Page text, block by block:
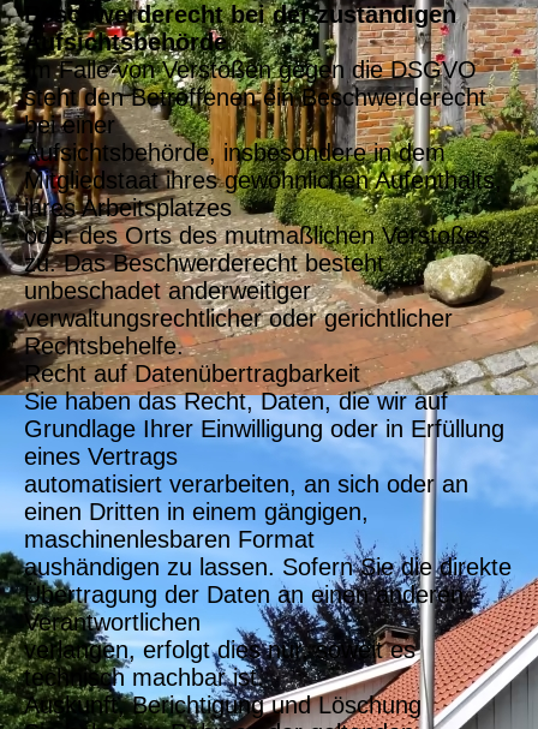
Beschwerderecht bei der zuständigen
Aufsichtsbehörde
Im Falle von Verstößen gegen die DSGVO
steht den Betroffenen ein Beschwerderecht
bei einer
Aufsichtsbehörde, insbesondere in dem
Mitgliedstaat ihres gewöhnlichen Aufenthalts,
ihres Arbeitsplatzes
oder des Orts des mutmaßlichen Verstoßes
zu. Das Beschwerderecht besteht
unbeschadet anderweitiger
verwaltungsrechtlicher oder gerichtlicher
Rechtsbehelfe.
Recht auf Datenübertragbarkeit
Sie haben das Recht, Daten, die wir auf
Grundlage Ihrer Einwilligung oder in Erfüllung
eines Vertrags
automatisiert verarbeiten, an sich oder an
einen Dritten in einem gängigen,
maschinenlesbaren Format
aushändigen zu lassen. Sofern Sie die direkte
Übertragung der Daten an einen anderen
Verantwortlichen
verlangen, erfolgt dies nur, soweit es
technisch machbar ist.
Auskunft, Berichtigung und Löschung